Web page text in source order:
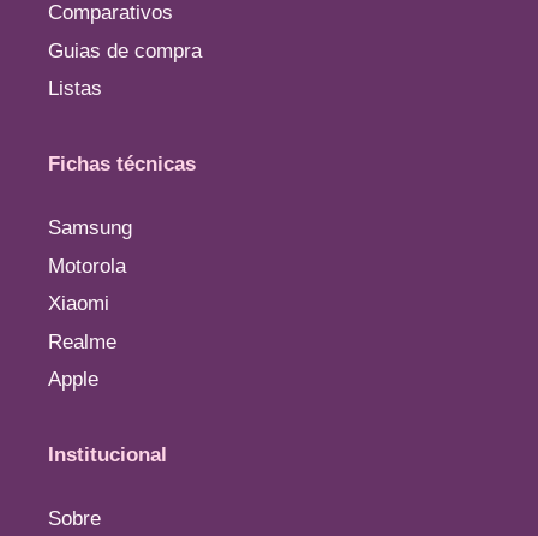
Comparativos
Guias de compra
Listas
Fichas técnicas
Samsung
Motorola
Xiaomi
Realme
Apple
Institucional
Sobre